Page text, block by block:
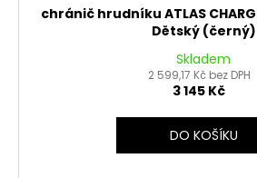
chránič hrudníku ATLAS
Dětský (černý)
Skladem
2 599,17 Kč bez DPH
3 145 Kč
DO KOŠÍKU